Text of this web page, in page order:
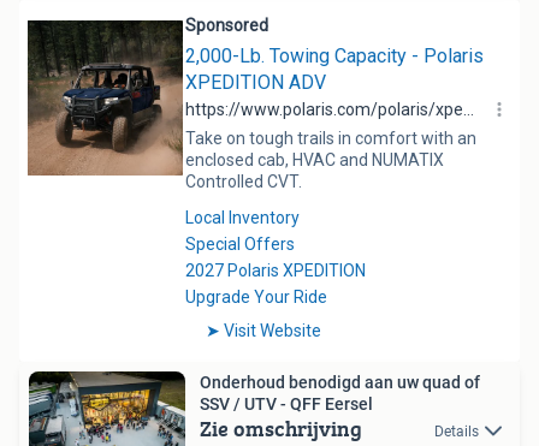
Onderhoud benodigd aan uw quad of
SSV / UTV - QFF Eersel
Zie omschrijving Details